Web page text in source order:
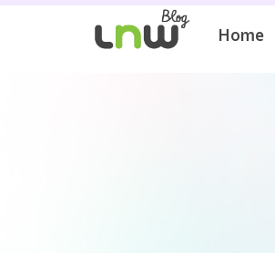
Home